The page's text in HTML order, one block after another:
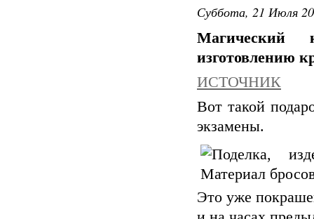
Суббота, 21 Июля
Магический
изготовлению
ИСТОЧНИК
Вот такой
экзамены.
Это уже